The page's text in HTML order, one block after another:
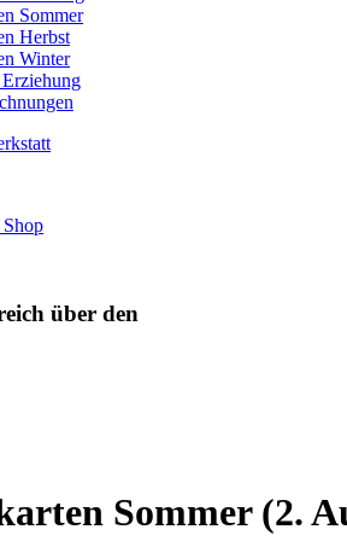
Sommer
Herbst
Winter
über den
Sommer (2.